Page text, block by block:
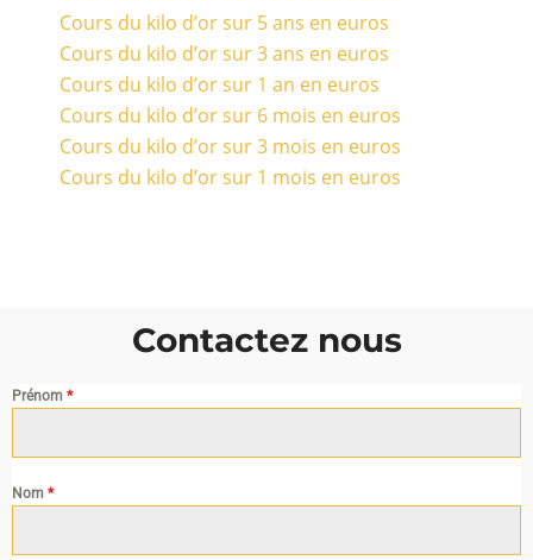
Cours du kilo d’or sur 5 ans en euros
Cours du kilo d’or sur 3 ans en euros
Cours du kilo d’or sur 1 an en euros
Cours du kilo d’or sur 6 mois en euros
Cours du kilo d’or sur 3 mois en euros
Cours du kilo d’or sur 1 mois en euros
Contactez nous
Prénom *
Nom *